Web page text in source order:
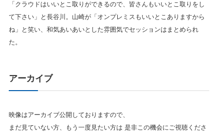
「クラウドはいいとこ取りができるので、皆さんもいいとこ取りをし
て下さい」と長谷川。山崎が「オンプレミスもいいとこありますから
ね」と笑い、和気あいあいとした雰囲気でセッションはまとめられ
た。
アーカイブ
映像はアーカイブ公開しておりますので、
まだ見ていない方、もう一度見たい方は 是非この機会にご視聴くださ